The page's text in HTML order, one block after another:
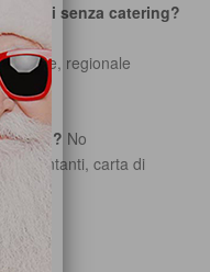
senza catering?
regionale
No
contanti, carta di
Sì